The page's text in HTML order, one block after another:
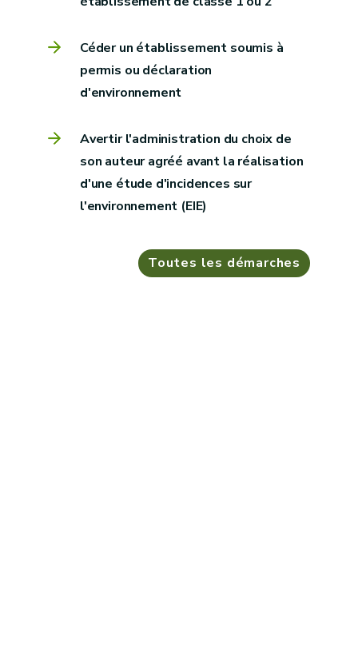
Céder un établissement soumis à
permis ou déclaration
d'environnement
Avertir l'administration du choix de
son auteur agréé avant la réalisation
d'une étude d'incidences sur
l'environnement (EIE)
Toutes les démarches